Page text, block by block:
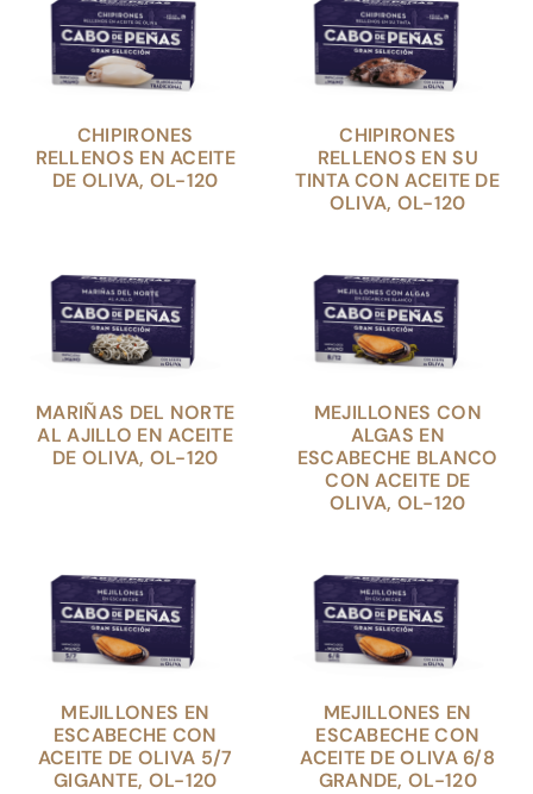
CHIPIRONES
RELLENOS EN ACEITE
DE OLIVA, OL-120
CHIPIRONES
RELLENOS EN SU
TINTA CON ACEITE DE
OLIVA, OL-120
MARIÑAS DEL NORTE
AL AJILLO EN ACEITE
DE OLIVA, OL-120
MEJILLONES CON
ALGAS EN
ESCABECHE BLANCO
CON ACEITE DE
OLIVA, OL-120
MEJILLONES EN
ESCABECHE CON
ACEITE DE OLIVA 5/7
GIGANTE, OL-120
MEJILLONES EN
ESCABECHE CON
ACEITE DE OLIVA 6/8
GRANDE, OL-120